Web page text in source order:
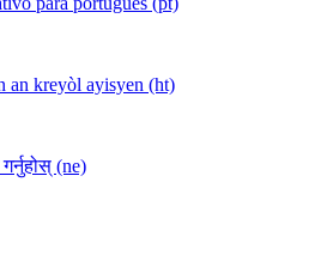
an kreyòl ayisyen (ht)
गर्नुहोस् (ne)